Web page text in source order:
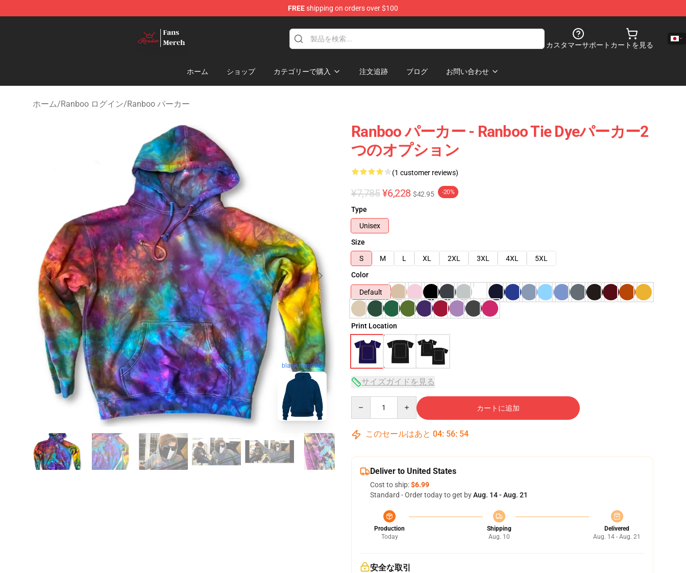
FREEshipping on orders over $100
カスタマーサポート カートを見る
ホーム ショップ カテゴリーで購入 注文追跡 ブログ お問い合わせ
ホーム/Ranboo ログイン/Ranboo パーカー
blank template
Ranboo パーカー - Ranboo Tie Dyeパーカー2
つのオプション
(1 customer reviews)
¥7,785 ¥6,228 $42.95 -20%
Type
Unisex
Size
S
M L XL 2XL 3XL 4XL
5XL
Color
Default
Print Location
サイズガイドを見る
カートに追加
このセールはあと 04: 56: 53
Deliver to United States
Cost to ship:$6.99
Standard - Order today to get byAug. 14 - Aug. 21
Production
Today
Shipping
Aug. 10
Delivered
Aug. 14 - Aug. 21
安全な取引